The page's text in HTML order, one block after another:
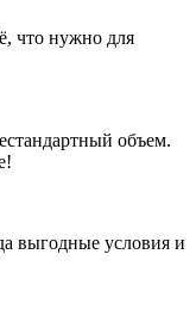
что нужно для
объем.
выгодные условия и